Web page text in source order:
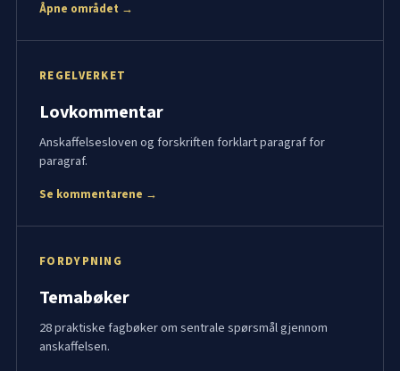
Åpne området →
REGELVERKET
Lovkommentar
Anskaffelsesloven og forskriften forklart paragraf for
paragraf.
Se kommentarene →
FORDYPNING
Temabøker
28 praktiske fagbøker om sentrale spørsmål gjennom
anskaffelsen.